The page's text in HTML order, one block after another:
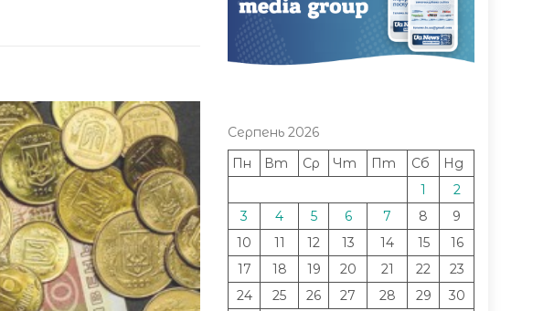
Серпень 2026
Пн
Вт Ср Чт Пт Сб
Нд
1
2
3
4 5 6 7 8
9
10
11 12 13 14 15
16
17
18 19 20 21 22
23
24
25 26 27 28 29
30